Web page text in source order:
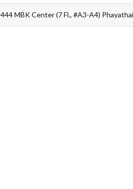
444 MBK Center (7 Fl., #A3-A4)